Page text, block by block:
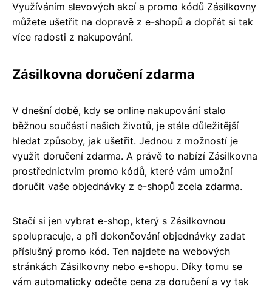
Využíváním slevových akcí a promo kódů Zásilkovny
můžete ušetřit na dopravě z e-shopů a dopřát si tak
více radosti z nakupování.
Zásilkovna doručení zdarma
V dnešní době, kdy se online nakupování stalo
běžnou součástí našich životů, je stále důležitější
hledat způsoby, jak ušetřit. Jednou z možností je
využít doručení zdarma. A právě to nabízí Zásilkovna
prostřednictvím promo kódů, které vám umožní
doručit vaše objednávky z e-shopů zcela zdarma.
Stačí si jen vybrat e-shop, který s Zásilkovnou
spolupracuje, a při dokončování objednávky zadat
příslušný promo kód. Ten najdete na webových
stránkách Zásilkovny nebo e-shopu. Díky tomu se
vám automaticky odečte cena za doručení a vy tak